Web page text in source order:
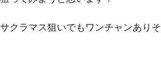
クラマス狙いでもワンチャンありそ